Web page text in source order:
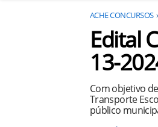
ACHE CONCURSOS
Edital
13-
Com objetivo
Transporte
público